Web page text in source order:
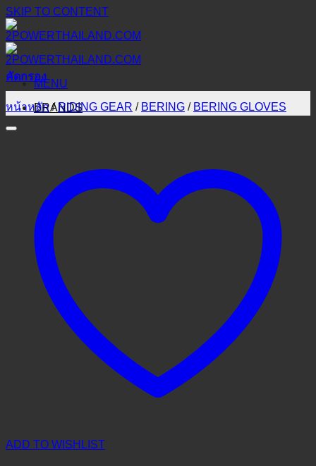
SKIP TO CONTENT
MENU
BRANDS
คัดกรอง
หน้าหลัก / RIDING GEAR / BERING / BERING GLOVES
ADD TO WISHLIST